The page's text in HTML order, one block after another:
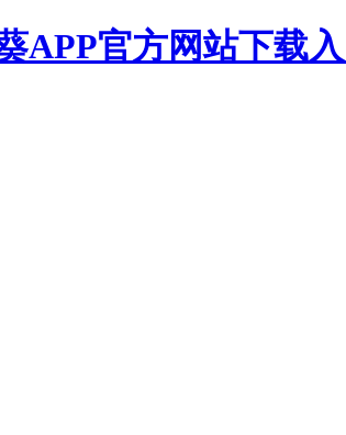
APP官方网站下载